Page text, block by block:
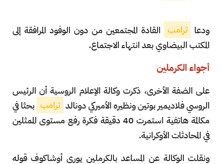
ودعا ترامب القادة المجتمعين من دون الوفود المرافقة إلى
المكتب البيضاوي بعد انتهاء الاجتماع.
أجواء الكرملين
على الضفة الأخرى، ذكرت وكالة الإعلام الروسية أن الرئيس
الروسي فلاديمير بوتين ونظيره الأميركي دونالد ترامب بحثا في
مكالمة هاتفية استمرت 40 دقيقة فكرة رفع مستوى الممثلين
في المحادثات الأوكرانية.
ونقلت الوكالة عن المساعد بالكرملين يوري أوشاكوف قوله